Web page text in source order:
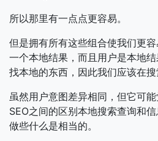
所以那里有一点点更容易。
但是拥有所有这些组合使我们更
一个本地结果，而且用户是本地
找本地的东西，因此我们应该在
虽然用户意图差异相同，但它可
SEO之间的区别本地搜索查询和
做些什么是相当的。